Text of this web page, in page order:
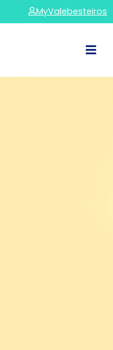
MyValebesteiros